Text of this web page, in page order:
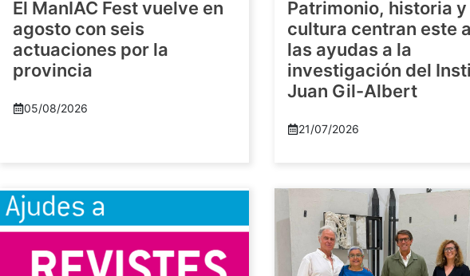
El ManIAC Fest vuelve en
agosto con seis
actuaciones por la
provincia
05/08/2026
Patrimonio, historia y
cultura centran este
las ayudas a la
investigación del
Juan Gil-Albert
21/07/2026